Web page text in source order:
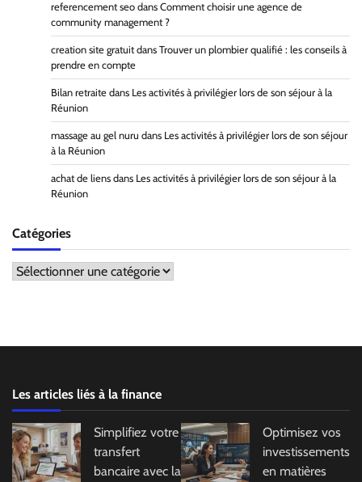
referencement seo dans Comment choisir une agence de
community management ?
creation site gratuit dans Trouver un plombier qualifié : les conseils à
prendre en compte
Bilan retraite dans Les activités à privilégier lors de son séjour à la
Réunion
massage au gel nuru dans Les activités à privilégier lors de son séjour
à la Réunion
achat de liens dans Les activités à privilégier lors de son séjour à la
Réunion
Catégories
Catégories
Les articles liés à la finance
Simplifiez votre
transfert
bancaire avec la
Optimisez vos
investissements
en matières